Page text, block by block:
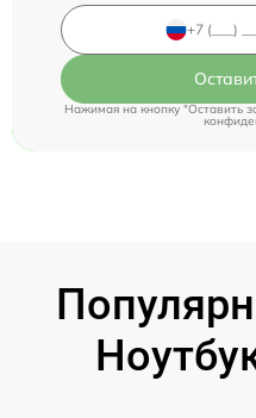
Нажимая на кнопку "Оставить